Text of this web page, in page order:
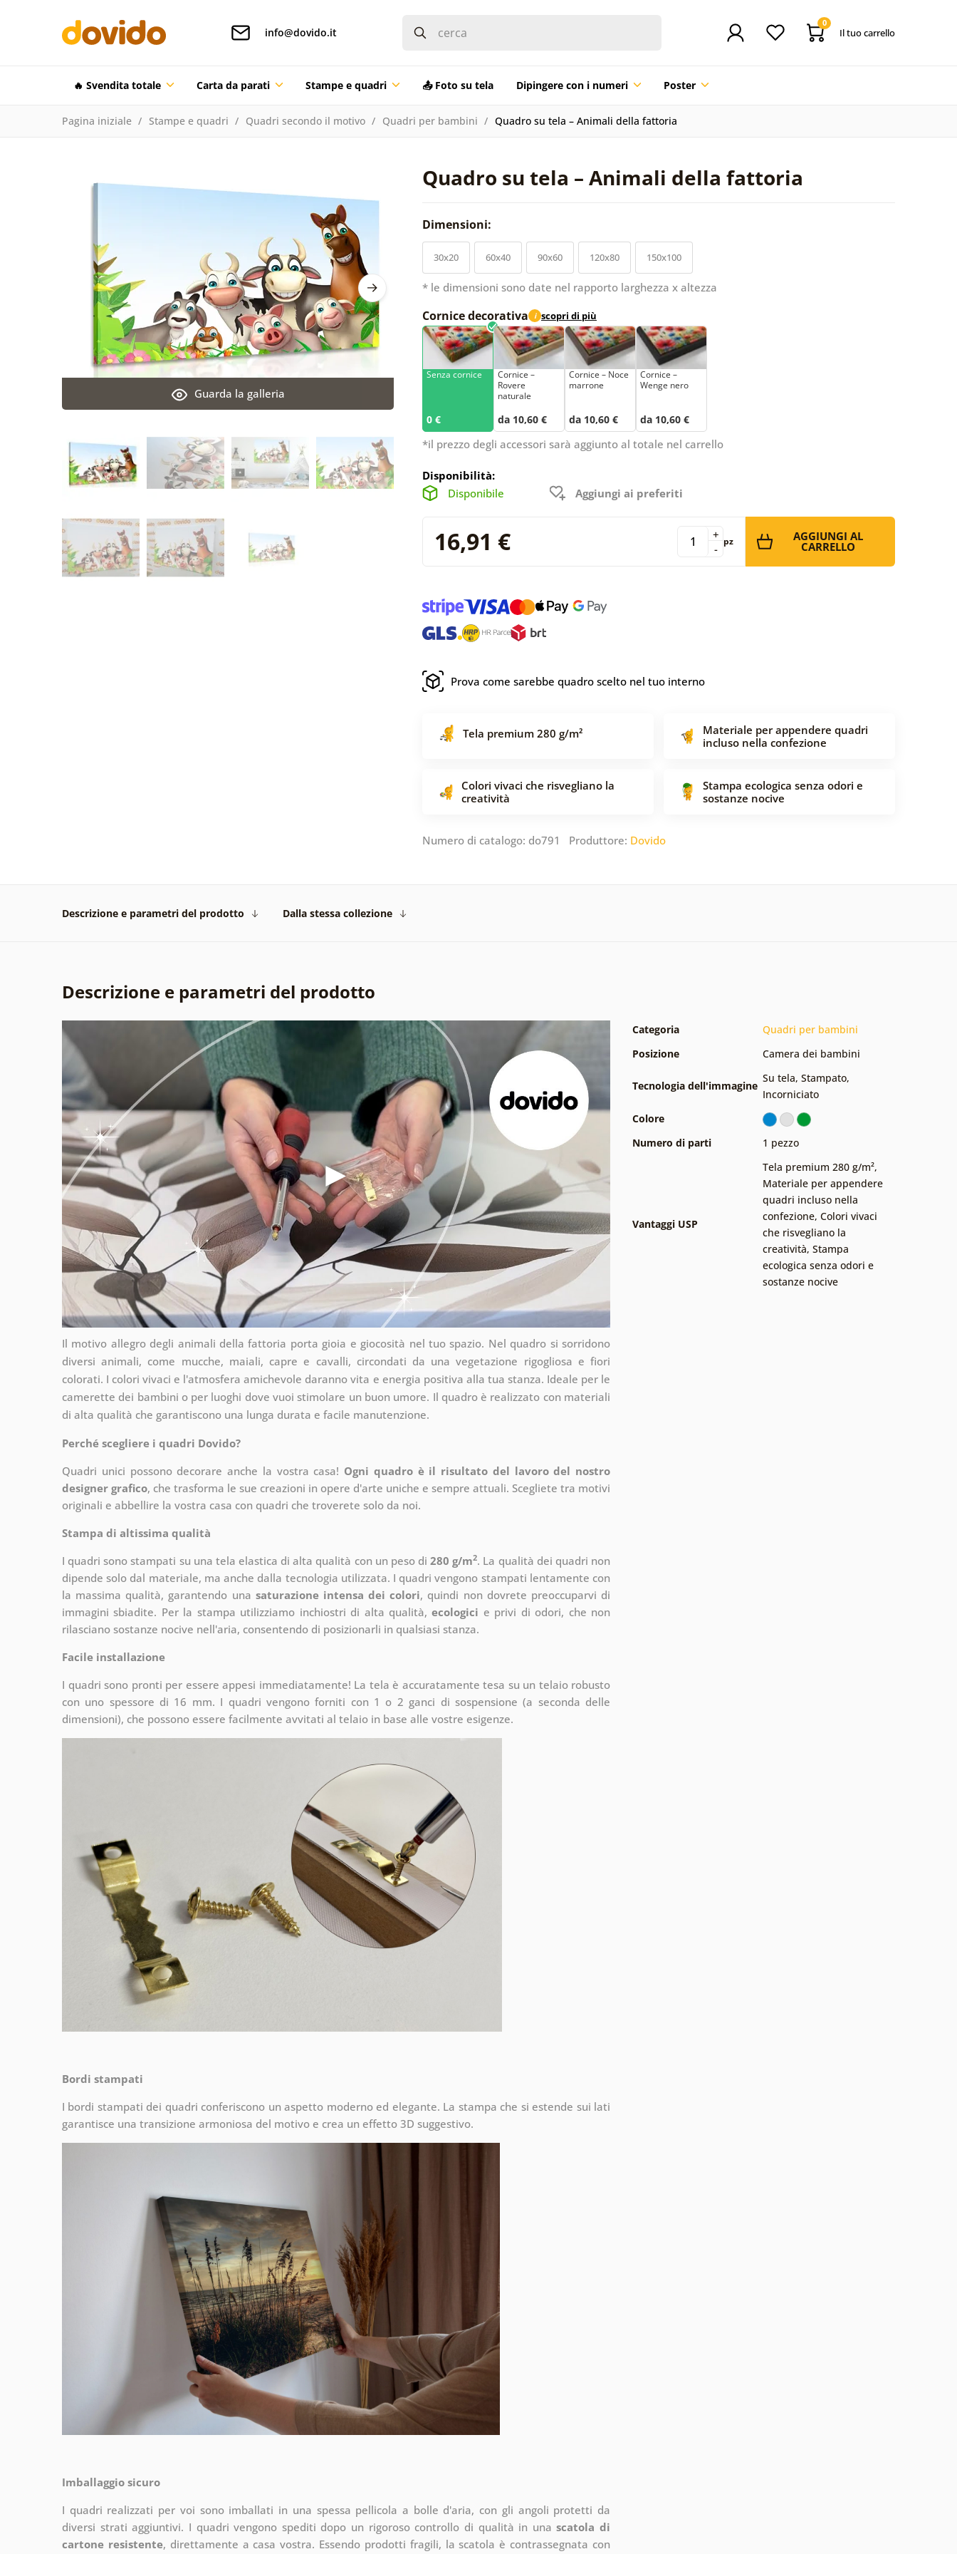
info@dovido.it
0
Il tuo carrello
🔥 Svendita totale Carta da parati Stampe e quadri 📤 Foto su tela Dipingere con i numeri Poster
Pagina iniziale Stampe e quadri Quadri secondo il motivo Quadri per bambini Quadro su tela – Animali della fattoria
Quadro su tela – Animali della fattoria
Guarda la galleria
Dimensioni:
30x20 60x40 90x60 120x80 150x100
* le dimensioni sono date nel rapporto larghezza x altezza
Cornice decorativa i scopri di più
Senza cornice
0 €
Cornice –
Rovere
naturale
da 10,60 €
Cornice – Noce
marrone
da 10,60 €
Cornice –
Wenge nero
da 10,60 €
*il prezzo degli accessori sarà aggiunto al totale nel carrello
Disponibilità:
Disponibile
Aggiungi ai preferiti
16,91 € -
+ pz AGGIUNGI AL
CARRELLO
Prova come sarebbe quadro scelto nel tuo interno
Tela premium 280 g/m²
Materiale per appendere quadri
incluso nella confezione
Colori vivaci che risvegliano la
creatività
Stampa ecologica senza odori e
sostanze nocive
Numero di catalogo: do791 Produttore: Dovido
Descrizione e parametri del prodotto Dalla stessa collezione
Descrizione e parametri del prodotto
Il motivo allegro degli animali della fattoria porta gioia e giocosità nel tuo spazio. Nel quadro si sorridono
diversi animali, come mucche, maiali, capre e cavalli, circondati da una vegetazione rigogliosa e fiori
colorati. I colori vivaci e l'atmosfera amichevole daranno vita e energia positiva alla tua stanza. Ideale per le
camerette dei bambini o per luoghi dove vuoi stimolare un buon umore. Il quadro è realizzato con materiali
di alta qualità che garantiscono una lunga durata e facile manutenzione.
Perché scegliere i quadri Dovido?
Quadri unici possono decorare anche la vostra casa! Ogni quadro è il risultato del lavoro del nostro
designer grafico, che trasforma le sue creazioni in opere d'arte uniche e sempre attuali. Scegliete tra motivi
originali e abbellire la vostra casa con quadri che troverete solo da noi.
Stampa di altissima qualità
I quadri sono stampati su una tela elastica di alta qualità con un peso di280 g/m2. La qualità dei quadri non
dipende solo dal materiale, ma anche dalla tecnologia utilizzata. I quadri vengono stampati lentamente con
la massima qualità, garantendo una saturazione intensa dei colori, quindi non dovrete preoccuparvi di
immagini sbiadite. Per la stampa utilizziamo inchiostri di alta qualità,ecologici e privi di odori, che non
rilasciano sostanze nocive nell'aria, consentendo di posizionarli in qualsiasi stanza.
Facile installazione
I quadri sono pronti per essere appesi immediatamente! La tela è accuratamente tesa su un telaio robusto
con uno spessore di 16 mm. I quadri vengono forniti con 1 o 2 ganci di sospensione (a seconda delle
dimensioni), che possono essere facilmente avvitati al telaio in base alle vostre esigenze.
Bordi stampati
I bordi stampati dei quadri conferiscono un aspetto moderno ed elegante. La stampa che si estende sui lati
garantisce una transizione armoniosa del motivo e crea un effetto 3D suggestivo.
Imballaggio sicuro
I quadri realizzati per voi sono imballati in una spessa pellicola a bolle d'aria, con gli angoli protetti da
diversi strati aggiuntivi. I quadri vengono spediti dopo un rigoroso controllo di qualità in unascatola di
cartone resistente, direttamente a casa vostra. Essendo prodotti fragili, la scatola è contrassegnata con
Categoria
Quadri per bambini
Posizione
Camera dei bambini
Tecnologia dell'immagine
Su tela, Stampato,
Incorniciato
Colore
Numero di parti
1 pezzo
Vantaggi USP
Tela premium 280 g/m²,
Materiale per appendere
quadri incluso nella
confezione, Colori vivaci
che risvegliano la
creatività, Stampa
ecologica senza odori e
sostanze nocive